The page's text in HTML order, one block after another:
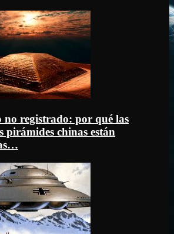
no registrado: por qué las
pirámides chinas están